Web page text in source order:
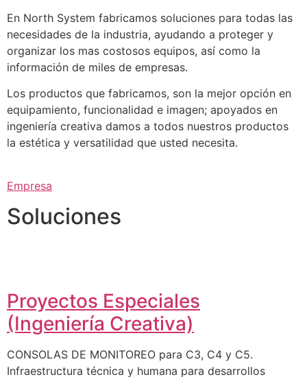
En North System fabricamos soluciones para todas las
necesidades de la industria, ayudando a proteger y
organizar los mas costosos equipos, así como la
información de miles de empresas.
Los productos que fabricamos, son la mejor opción en
equipamiento, funcionalidad e imagen; apoyados en
ingeniería creativa damos a todos nuestros productos
la estética y versatilidad que usted necesita.
Empresa
Soluciones
Proyectos Especiales
(Ingeniería Creativa)
CONSOLAS DE MONITOREO para C3, C4 y C5.
Infraestructura técnica y humana para desarrollos